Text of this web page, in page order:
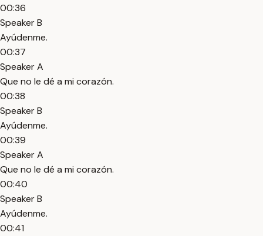
00:36
Speaker B
Ayúdenme.
00:37
Speaker A
Que no le dé a mi corazón.
00:38
Speaker B
Ayúdenme.
00:39
Speaker A
Que no le dé a mi corazón.
00:40
Speaker B
Ayúdenme.
00:41